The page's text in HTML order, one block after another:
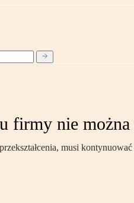
firmy nie
musi